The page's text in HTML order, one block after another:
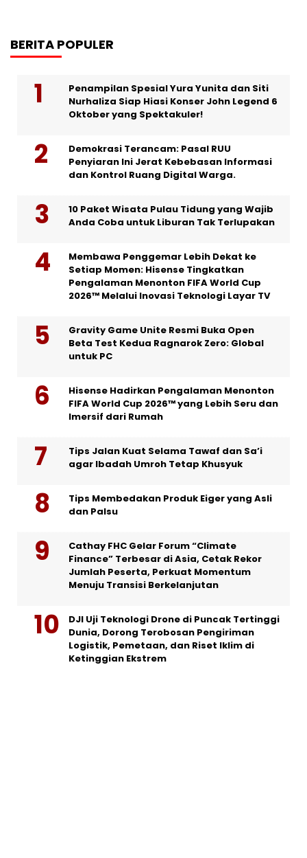
BERITA POPULER
Penampilan Spesial Yura Yunita dan Siti
Nurhaliza Siap Hiasi Konser John Legend 6
Oktober yang Spektakuler!
Demokrasi Terancam: Pasal RUU
Penyiaran Ini Jerat Kebebasan Informasi
dan Kontrol Ruang Digital Warga.
10 Paket Wisata Pulau Tidung yang Wajib
Anda Coba untuk Liburan Tak Terlupakan
Membawa Penggemar Lebih Dekat ke
Setiap Momen: Hisense Tingkatkan
Pengalaman Menonton FIFA World Cup
2026™ Melalui Inovasi Teknologi Layar TV
Gravity Game Unite Resmi Buka Open
Beta Test Kedua Ragnarok Zero: Global
untuk PC
Hisense Hadirkan Pengalaman Menonton
FIFA World Cup 2026™ yang Lebih Seru dan
Imersif dari Rumah
Tips Jalan Kuat Selama Tawaf dan Sa’i
agar Ibadah Umroh Tetap Khusyuk
Tips Membedakan Produk Eiger yang Asli
dan Palsu
Cathay FHC Gelar Forum “Climate
Finance” Terbesar di Asia, Cetak Rekor
Jumlah Peserta, Perkuat Momentum
Menuju Transisi Berkelanjutan
DJI Uji Teknologi Drone di Puncak Tertinggi
Dunia, Dorong Terobosan Pengiriman
Logistik, Pemetaan, dan Riset Iklim di
Ketinggian Ekstrem